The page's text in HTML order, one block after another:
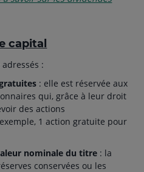
capital
:
: elle est réservée aux
qui, grâce à leur droit
des actions
1 action gratuite pour
nominale du titre : la
conservées ou les